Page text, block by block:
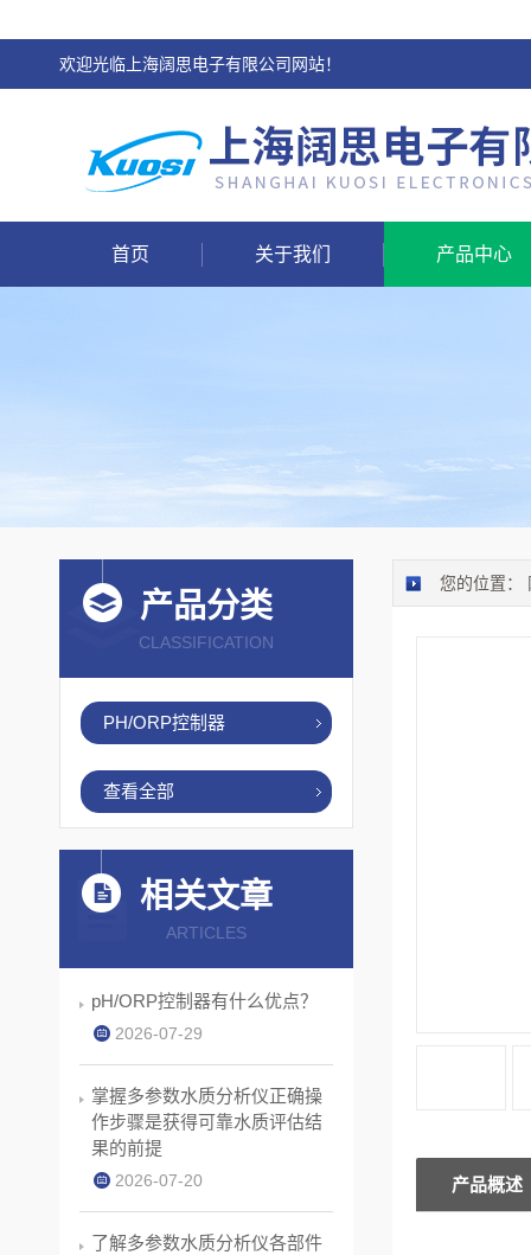
欢迎光临上海阔思电子有限公司网站！
首页 关于我们 产品中心
您的位置：
产品概述
产品分类
CLASSIFICATION
PH/ORP控制器
查看全部
相关文章
ARTICLES
pH/ORP控制器有什么优点？
2026-07-29
掌握多参数水质分析仪正确操
作步骤是获得可靠水质评估结
果的前提
2026-07-20
了解多参数水质分析仪各部件